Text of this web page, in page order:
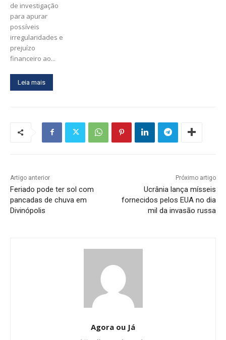
de investigação
para apurar
possíveis
irregularidades e
prejuízo
financeiro ao...
Leia mais
Artigo anterior
Feriado pode ter sol com
pancadas de chuva em
Divinópolis
Próximo artigo
Ucrânia lança mísseis
fornecidos pelos EUA no dia
mil da invasão russa
Agora ou Já